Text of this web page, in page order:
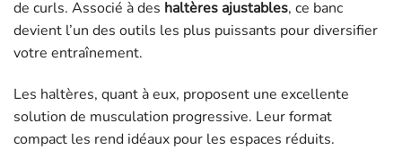
de curls. Associé à des haltères ajustables, ce banc
devient l’un des outils les plus puissants pour diversifier
votre entraînement.
Les haltères, quant à eux, proposent une excellente
solution de musculation progressive. Leur format
compact les rend idéaux pour les espaces réduits.